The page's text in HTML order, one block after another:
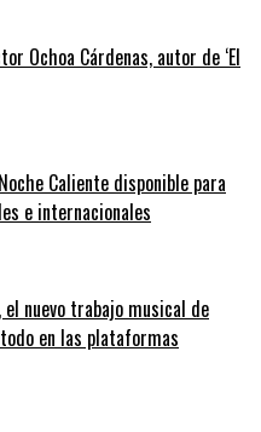
Ochoa Cárdenas, autor de ‘El
Caliente disponible para
e internacionales
el nuevo trabajo musical de
en las plataformas